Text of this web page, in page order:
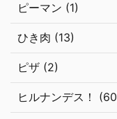
ピーマン (1)
ひき肉 (13)
ピザ (2)
ヒルナンデス！